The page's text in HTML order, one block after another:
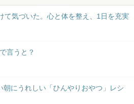
て気づいた。心と体を整え、1日を充実
言うと？
朝にうれしい「ひんやりおやつ」レシ